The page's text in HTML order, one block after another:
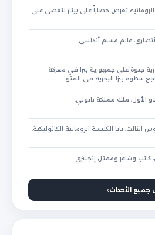
الرومانية تفرض حصاراً على بيتار لتقضي على
عالم مسلم أندلسي.
جنوة على جمهورية بيزا في معركة
سطوة بيزا البحرية في المتو…
الأول، ملك مملكة نابولي.
الثالث، بابا الكنيسة الرومانية الكاثوليكية.
وشاعر وممثل إنجليزي.
الأحداث